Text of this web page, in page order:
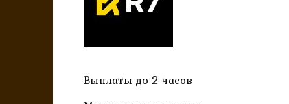
Выплаты до 2 часов